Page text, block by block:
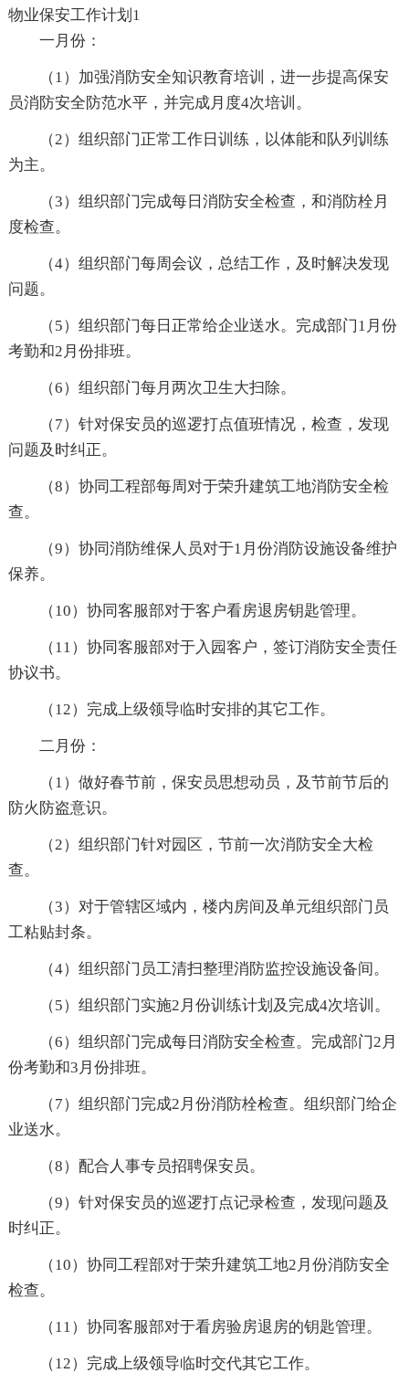
物业保安工作计划1
一月份：
（1）加强消防安全知识教育培训，进一步提高保安
员消防安全防范水平，并完成月度4次培训。
（2）组织部门正常工作日训练，以体能和队列训练
为主。
（3）组织部门完成每日消防安全检查，和消防栓月
度检查。
（4）组织部门每周会议，总结工作，及时解决发现
问题。
（5）组织部门每日正常给企业送水。完成部门1月份
考勤和2月份排班。
（6）组织部门每月两次卫生大扫除。
（7）针对保安员的巡逻打点值班情况，检查，发现
问题及时纠正。
（8）协同工程部每周对于荣升建筑工地消防安全检
查。
（9）协同消防维保人员对于1月份消防设施设备维护
保养。
（10）协同客服部对于客户看房退房钥匙管理。
（11）协同客服部对于入园客户，签订消防安全责任
协议书。
（12）完成上级领导临时安排的其它工作。
二月份：
（1）做好春节前，保安员思想动员，及节前节后的
防火防盗意识。
（2）组织部门针对园区，节前一次消防安全大检
查。
（3）对于管辖区域内，楼内房间及单元组织部门员
工粘贴封条。
（4）组织部门员工清扫整理消防监控设施设备间。
（5）组织部门实施2月份训练计划及完成4次培训。
（6）组织部门完成每日消防安全检查。完成部门2月
份考勤和3月份排班。
（7）组织部门完成2月份消防栓检查。组织部门给企
业送水。
（8）配合人事专员招聘保安员。
（9）针对保安员的巡逻打点记录检查，发现问题及
时纠正。
（10）协同工程部对于荣升建筑工地2月份消防安全
检查。
（11）协同客服部对于看房验房退房的钥匙管理。
（12）完成上级领导临时交代其它工作。